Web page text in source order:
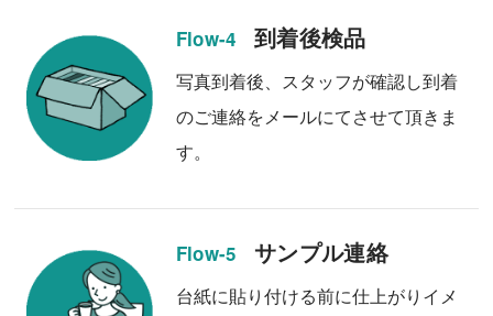
Flow-4 到着後検品
写真到着後、スタッフが確認し到着
のご連絡をメールにてさせて頂きま
す。
Flow-5 サンプル連絡
台紙に貼り付ける前に仕上がりイメ